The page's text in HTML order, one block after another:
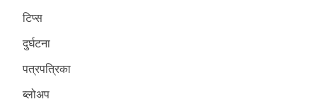
टिप्स
दुर्घटना
पत्रपत्रिका
ब्लोअप